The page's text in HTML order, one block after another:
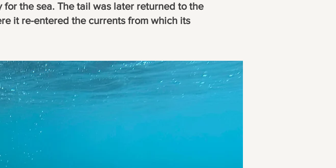
the sea. The tail was later returned to the
it re-entered the currents from which its